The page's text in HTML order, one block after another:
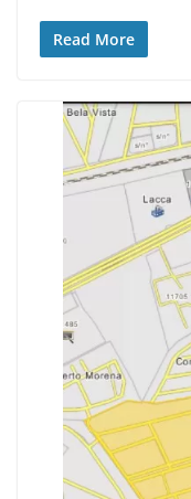
Read More